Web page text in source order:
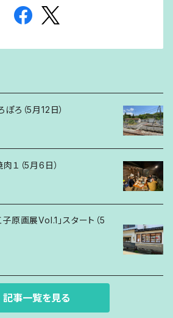
ろ（5月12日）
１（5月6日）
原画展Vol.1」スタート（5
記事一覧を見る